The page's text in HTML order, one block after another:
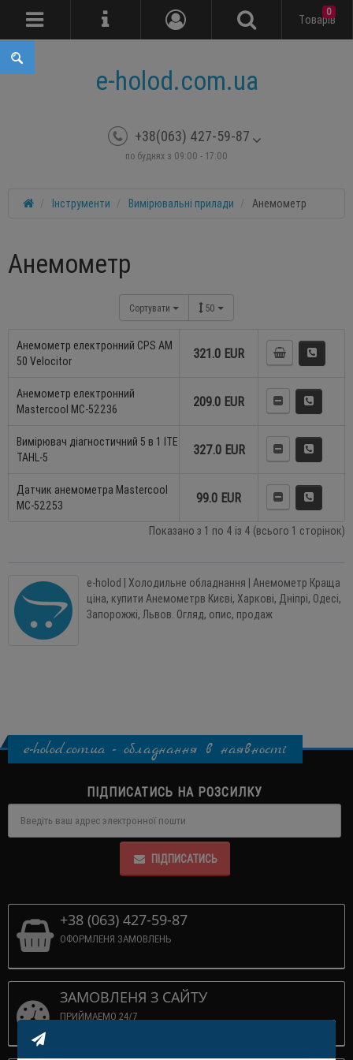
e-holod.com.ua
+38(063) 427-59-87
по буднях з 09:00 - 17:00
Tоварів
0
Інструменти Вимірювальні прилади Анемометр
Анемометр
Сортувати 50
Анемометр електронний CPS AM
50 Velocitor
321.0 EUR
Анемометр електронний
Mastercool MC-52236
209.0 EUR
Вимірювач діагностичний 5 в 1 ITE
TAHL-5
327.0 EUR
Датчик анемометра Mastercool
MC-52253
99.0 EUR
Показано з 1 по 4 із 4 (всього 1 сторінок)
e-holod | Холодильне обладнання | Анемометр Краща
ціна, купити Анемометрв Києві, Харкові, Дніпрі, Одесі,
Запорожжі, Львов. Огляд, опис, продаж
e-holod.com.ua - обладнання в наявності
ПІДПИСАТИСЬ НА РОЗСИЛКУ
ПІДПИСАТИСЬ
+38 (063) 427-59-87
ОФОРМЛЕНЯ ЗАМОВЛЕНЬ
ЗАМОВЛЕНЯ З САЙТУ
ПРИЙМАЕМО 24/7